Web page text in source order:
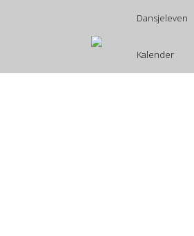
Dansjeleven
Kalender